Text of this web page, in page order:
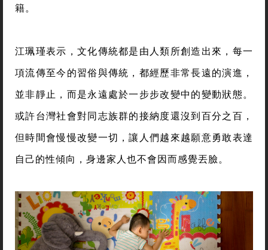
籍。
江珮瑾表示，文化傳統都是由人類所創造出來，每一
項流傳至今的習俗與傳統，都經歷非常長遠的演進，
並非靜止，而是永遠處於一步步改變中的變動狀態。
或許台灣社會對同志族群的接納度還沒到百分之百，
但時間會慢慢改變一切，讓人們越來越願意勇敢表達
自己的性傾向，身邊家人也不會因而感覺丟臉。